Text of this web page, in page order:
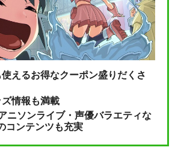
えるお得なクーポン盛りだくさ
情報も満載
ニソンライブ・声優バラエティな
コンテンツも充実